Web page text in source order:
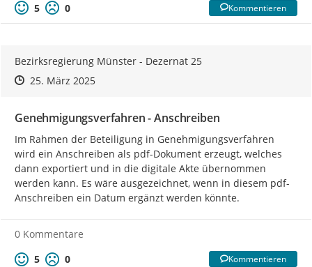
5
0 Kommentieren
Bezirksregierung Münster - Dezernat 25
Zeitpunkt des Erstellens
Zeitpunkt des Erstellens
25. März 2025Zur Äußerung
Genehmigungsverfahren - Anschreiben
Im Rahmen der Beteiligung in Genehmigungsverfahren
wird ein Anschreiben als pdf-Dokument erzeugt, welches
dann exportiert und in die digitale Akte übernommen
werden kann. Es wäre ausgezeichnet, wenn in diesem pdf-
Anschreiben ein Datum ergänzt werden könnte.
0 Kommentare
5
0 Kommentieren